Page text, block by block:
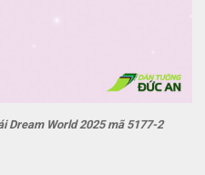
Dream World 2025 mã 5177-2